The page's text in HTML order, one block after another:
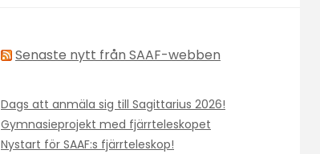
Senaste nytt från SAAF-webben
Dags att anmäla sig till Sagittarius 2026!
Gymnasieprojekt med fjärrteleskopet
Nystart för SAAF:s fjärrteleskop!